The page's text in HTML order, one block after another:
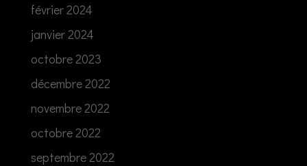
février 2024
janvier 2024
octobre 2023
décembre 2022
novembre 2022
octobre 2022
septembre 2022